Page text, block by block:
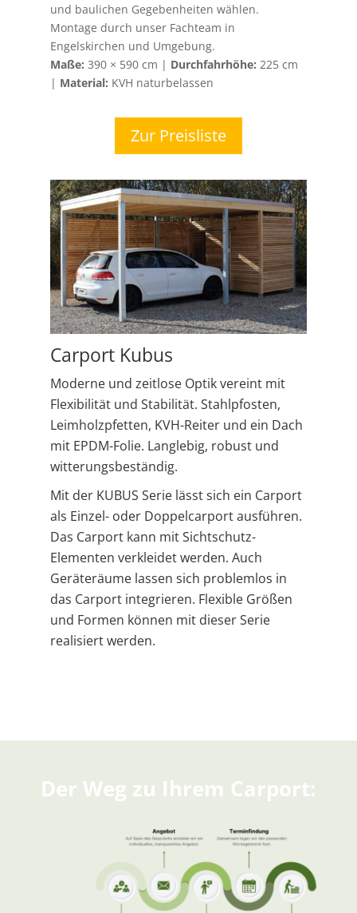
und baulichen Gegebenheiten wählen.
Montage durch unser Fachteam in
Engelskirchen und Umgebung.
Maße: 390 × 590 cm | Durchfahrhöhe: 225 cm
| Material: KVH naturbelassen
Zur Preisliste
Carport Kubus
Moderne und zeitlose Optik vereint mit
Flexibilität und Stabilität. Stahlpfosten,
Leimholzpfetten, KVH-Reiter und ein Dach
mit EPDM-Folie. Langlebig, robust und
witterungsbeständig.
Mit der KUBUS Serie lässt sich ein Carport
als Einzel- oder Doppelcarport ausführen.
Das Carport kann mit Sichtschutz-
Elementen verkleidet werden. Auch
Geräteräume lassen sich problemlos in
das Carport integrieren. Flexible Größen
und Formen können mit dieserSerie
realisiert werden.
Der Weg zu Ihrem Carport: